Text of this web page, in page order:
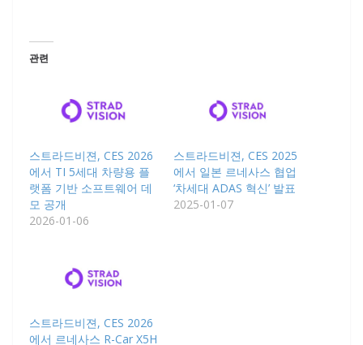
관련
스트라드비젼, CES 2026
에서 TI 5세대 차량용 플
랫폼 기반 소프트웨어 데
모 공개
2026-01-06
스트라드비젼, CES 2025
에서 일본 르네사스 협업
‘차세대 ADAS 혁신’ 발표
2025-01-07
스트라드비젼, CES 2026
에서 르네사스 R-Car X5H